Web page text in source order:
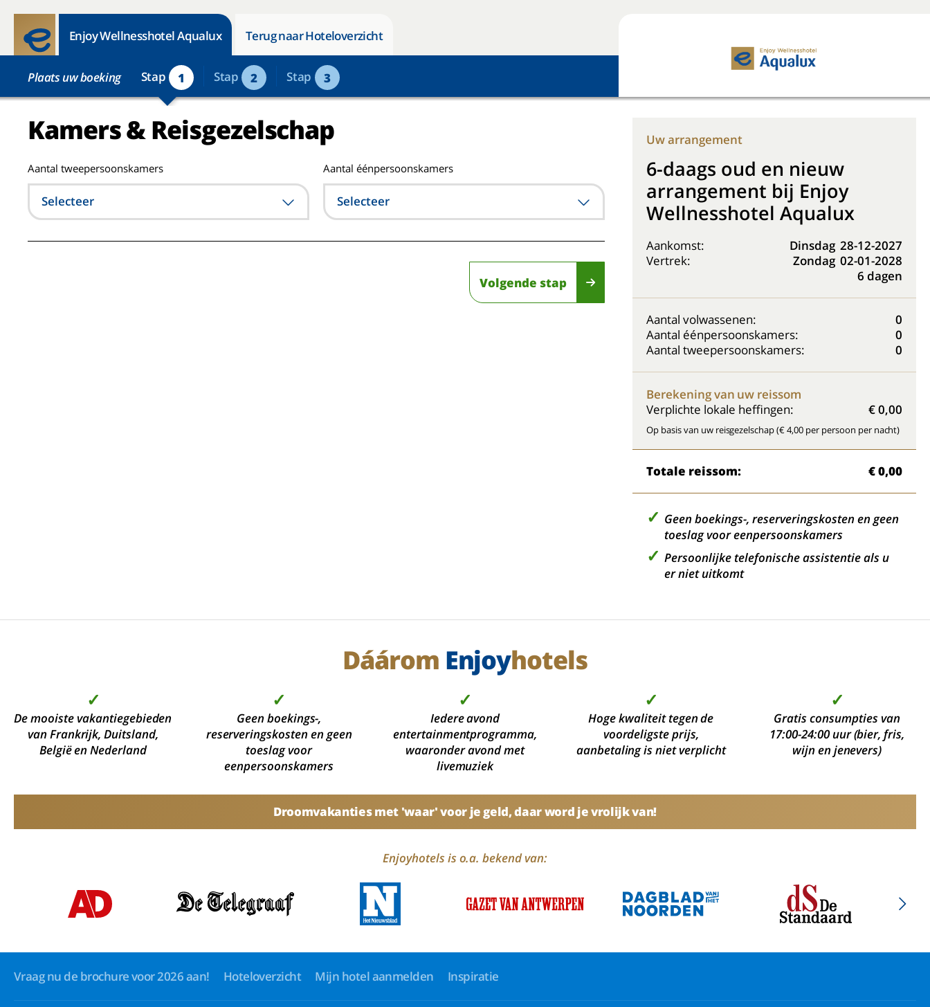
Enjoy Wellnesshotel Aqualux Terug naar Hoteloverzicht
Plaats uw boeking Stap 1 Stap 2 Stap 3
Kamers & Reisgezelschap
Aantal tweepersoonskamers
Selecteer
Aantal éénpersoonskamers
Selecteer
Volgende stap
Uw arrangement
6-daags oud en nieuw
arrangement bij Enjoy
Wellnesshotel Aqualux
Aankomst: Dinsdag 28-12-2027
Vertrek:
Zondag 02-01-2028
6 dagen
Aantal volwassenen:
0
Aantal éénpersoonskamers:
0
Aantal tweepersoonskamers:
0
Berekening van uw reissom
Verplichte lokale heffingen:
€ 0,00
Op basis van uw reisgezelschap (€ 4,00 per persoon per nacht)
Totale reissom: € 0,00
Geen boekings-, reserveringskosten en geen
toeslag voor eenpersoonskamers
Persoonlijke telefonische assistentie als u
er niet uitkomt
Dáárom Enjoyhotels
✓
De mooiste vakantiegebieden
van Frankrijk, Duitsland,
België en Nederland
✓
Geen boekings-,
reserveringskosten en geen
toeslag voor
eenpersoonskamers
✓
Iedere avond
entertainmentprogramma,
waaronder avond met
livemuziek
✓
Hoge kwaliteit tegen de
voordeligste prijs,
aanbetaling is niet verplicht
✓
Gratis consumpties van
17:00-24:00 uur (bier, fris,
wijn en jenevers)
Droomvakanties met 'waar' voor je geld, daar word je vrolijk van!
Enjoyhotels is o.a. bekend van:
Vraag nu de brochure voor 2026 aan! Hoteloverzicht Mijn hotel aanmelden Inspiratie